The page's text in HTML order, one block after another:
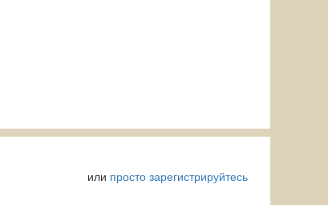
или просто зарегистрируйтесь